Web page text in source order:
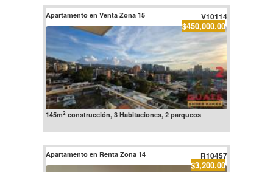
Apartamento en Venta Zona 15 V10114
$450,000.00
145m2construcción, 3 Habitaciones, 2 parqueos
Apartamento en Renta Zona 14 R10457
$3,200.00